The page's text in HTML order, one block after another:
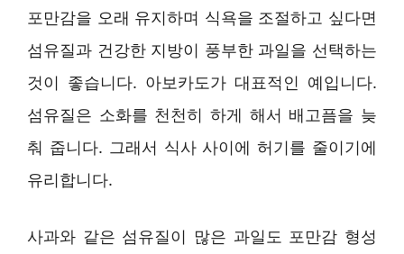
포만감을 오래 유지하며 식욕을 조절하고 싶다면
섬유질과 건강한 지방이 풍부한 과일을 선택하는
것이 좋습니다. 아보카도가 대표적인 예입니다.
섬유질은 소화를 천천히 하게 해서 배고픔을 늦
춰 줍니다. 그래서 식사 사이에 허기를 줄이기에
유리합니다.
사과와 같은 섬유질이 많은 과일도 포만감 형성